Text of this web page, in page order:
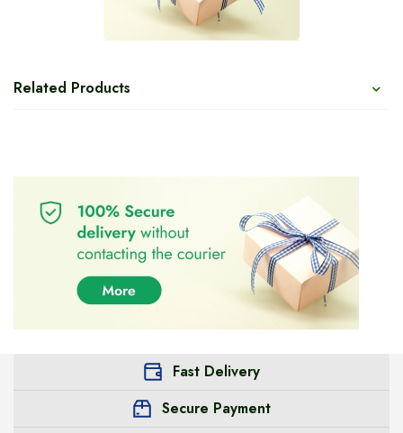
Related Products
Fast Delivery
Secure Payment